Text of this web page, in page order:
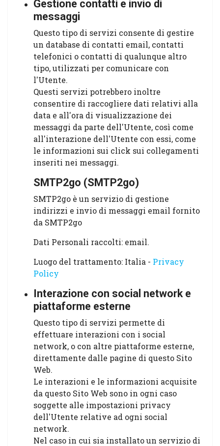
Gestione contatti e invio di
messaggi
Questo tipo di servizi consente di gestire
un database di contatti email, contatti
telefonici o contatti di qualunque altro
tipo, utilizzati per comunicare con
l'Utente.
Questi servizi potrebbero inoltre
consentire di raccogliere dati relativi alla
data e all'ora di visualizzazione dei
messaggi da parte dell'Utente, così come
all'interazione dell'Utente con essi, come
le informazioni sui click sui collegamenti
inseriti nei messaggi.
SMTP2go (SMTP2go)
SMTP2go è un servizio di gestione
indirizzi e invio di messaggi email fornito
da SMTP2go
Dati Personali raccolti: email.
Luogo del trattamento: Italia - Privacy
Policy
Interazione con social network e
piattaforme esterne
Questo tipo di servizi permette di
effettuare interazioni con i social
network, o con altre piattaforme esterne,
direttamente dalle pagine di questo Sito
Web.
Le interazioni e le informazioni acquisite
da questo Sito Web sono in ogni caso
soggette alle impostazioni privacy
dell'Utente relative ad ogni social
network.
Nel caso in cui sia installato un servizio di